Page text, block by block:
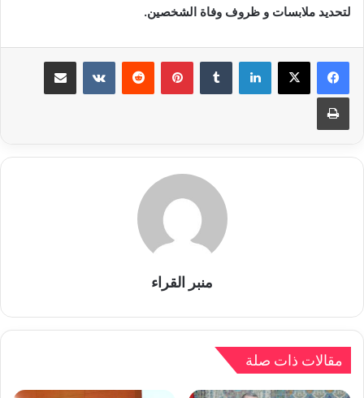
لتحديد ملابسات و ظروف وفاة الشخصين.
لينكدإن بينتيريست
طباعة
منبر القراء
مقالات ذات صلة